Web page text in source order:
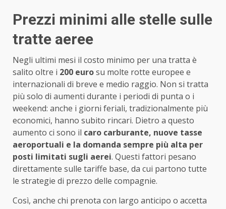
Prezzi minimi alle stelle sulle
tratte aeree
Negli ultimi mesi il costo minimo per una tratta è
salito oltre i 200 eurosu molte rotte europee e
internazionali di breve e medio raggio. Non si tratta
più solo di aumenti durante i periodi di punta o i
weekend: anche i giorni feriali, tradizionalmente più
economici, hanno subito rincari. Dietro a questo
aumento ci sono il caro carburante, nuove tasse
aeroportuali e la domanda sempre più alta per
posti limitati sugli aerei. Questi fattori pesano
direttamente sulle tariffe base, da cui partono tutte
le strategie di prezzo delle compagnie.
Così, anche chi prenota con largo anticipo o accetta